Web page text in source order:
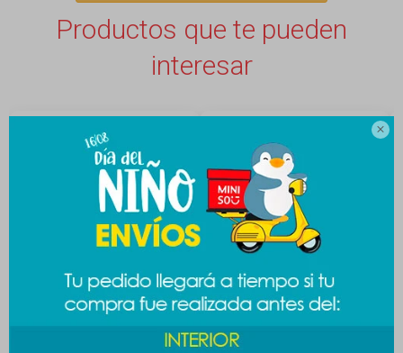

Productos que te pueden
interesar
Gorro Good day - rosa
violeta